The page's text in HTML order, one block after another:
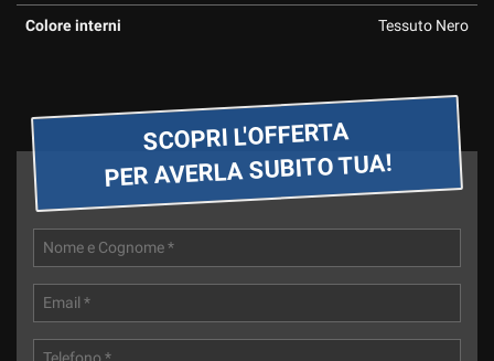
Colore interni Tessuto Nero
SCOPRI L'OFFERTA
PER AVERLA SUBITO TUA!
Cookie per il miglioramento dell'esperienza utente
Leggi
cookie
policy
Salva
impostazioni